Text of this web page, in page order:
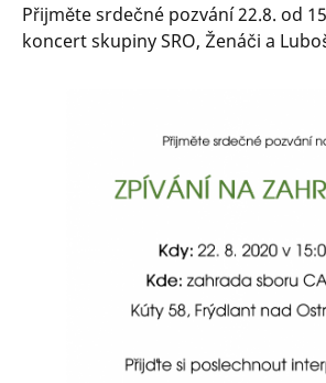
Přijměte srdečné pozvání 22.8. od
koncert skupiny SRO, Ženáči a